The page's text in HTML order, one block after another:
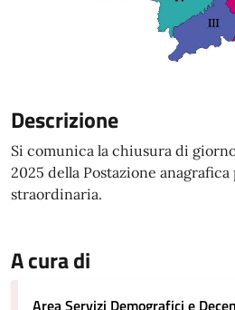
Descrizione
Si comunica la chiusura di
2025 della Postazione
straordinaria.
A cura di
Area Servizi Demografici e